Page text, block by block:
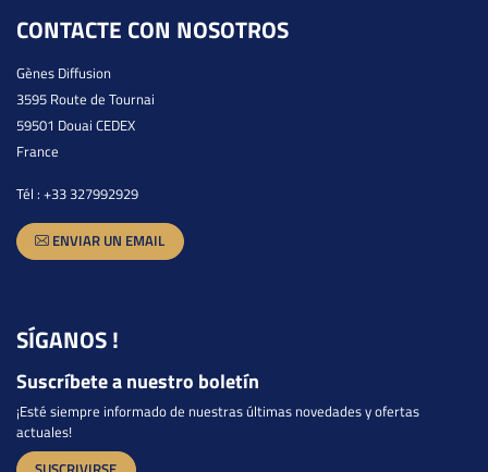
CONTACTE CON NOSOTROS
Gènes Diffusion
3595 Route de Tournai
59501 Douai CEDEX
France
Tél : +33 327992929
ENVIAR UN EMAIL
SÍGANOS !
Suscríbete a nuestro boletín
¡Esté siempre informado de nuestras últimas novedades y ofertas
actuales!